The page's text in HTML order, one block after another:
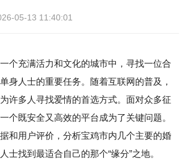
05-13 11:40:01
个充满活力和文化的城市中，寻找一位合
身人士的重要任务。随着互联网的普及，
许多人寻找爱情的首选方式。面对众多征
个既安全又高效的平台成为了关键问题。
和用户评价，分析宝鸡市内几个主要的婚
士找到最适合自己的那个“缘分”之地。